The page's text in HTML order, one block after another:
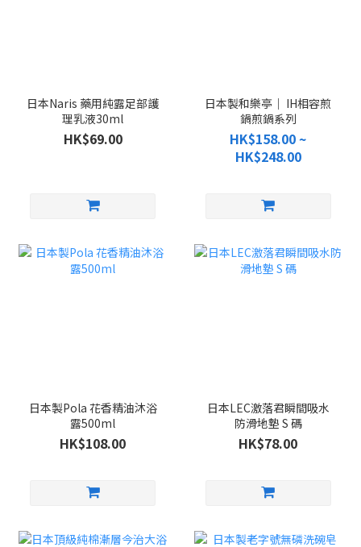
日本Naris 藥用純露足部護
理乳液30ml
HK$69.00
日本製和樂亭｜ IH相容煎
鍋煎鍋系列
HK$158.00 ~
HK$248.00
日本製Pola 花香精油沐浴
露500ml
HK$108.00
日本LEC激落君瞬間吸水
防滑地墊 S 碼
HK$78.00